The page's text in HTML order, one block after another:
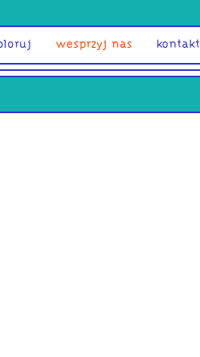
wesprzyj nas kontakt